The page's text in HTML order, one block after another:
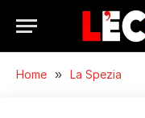
Home » La Spezia